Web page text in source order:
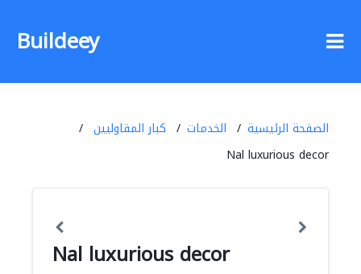
Buildeey
الصفحة الرئيسية الخدمات
كبار المقاوليين
Nal luxurious decor
Nal luxurious decor